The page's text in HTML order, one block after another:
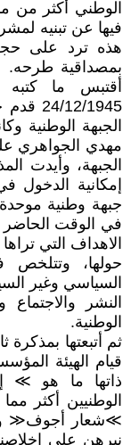
الوطني أكثر من
فيها عن تبنيه
هذه ترد على
بمصداقية
24/
الجبهة الوطنية
مهدي الجواهري
الجبهة، وأيدت
إمكانية الدخول
جبهة وطنية
في الوقت
الاهداف التي
حولها،
السياسي وغير
النشر والاجتماع
الوطنية.
ثم أتبعتها
قيام الهيئة
ذاتها ما هو ≫
الوطنيين أكثر
≫شعار أجوف≪
نبرهن على